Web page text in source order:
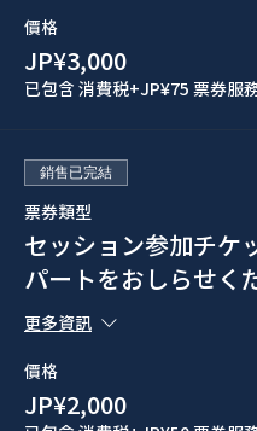
價格
JP¥3,000
已包含 消費税+JP¥75 票券服
銷售已完結
票券類型
セッション参加チケ
パートをおしらせく
更多資訊
價格
JP¥2,000